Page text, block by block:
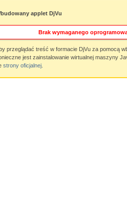
applet DjVu
Brak wymaganego
przeglądać treść w formacie DjVu za pomocą
jest zainstalowanie wirtualnej maszyny
strony oficjalnej